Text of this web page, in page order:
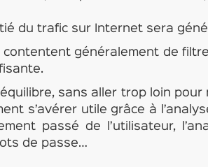
du trafic sur Internet sera
généralement de
sans aller trop loin pour
s’avérer utile grâce à
passé de l’utilisateur,
de passe…